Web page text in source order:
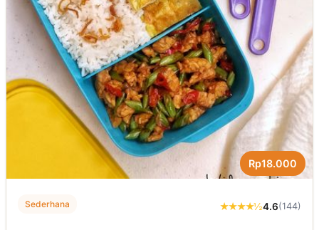
Rp18.000
Sederhana ★★★★½4.6(144)